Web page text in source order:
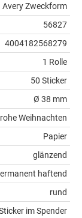
Avery Zweckform
56827
4004182568279
1 Rolle
50 Sticker
Ø 38 mm
Weihnachten
Papier
glänzend
haftend
rund
im Spender